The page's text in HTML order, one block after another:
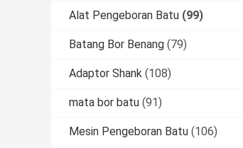
Alat Pengeboran Batu (99)
Batang Bor Benang (79)
Adaptor Shank (108)
mata bor batu (91)
Mesin Pengeboran Batu (106)